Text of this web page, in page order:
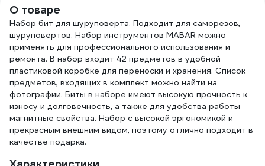
О товаре
Набор бит для шуруповерта. Подходит для саморезов,
шуруповертов. Набор инструментов MABAR можно
применять для профессионального использования и
ремонта. В набор входит 42 предметов в удобной
пластиковой коробке для переноски и хранения. Список
предметов, входящих в комплект можно найти на
фотографии. Биты в наборе имеют высокую прочность к
износу и долговечность, а также для удобства работы
магнитные свойства. Набор с высокой эргономикой и
прекрасным внешним видом, поэтому отлично подходит в
качестве подарка.